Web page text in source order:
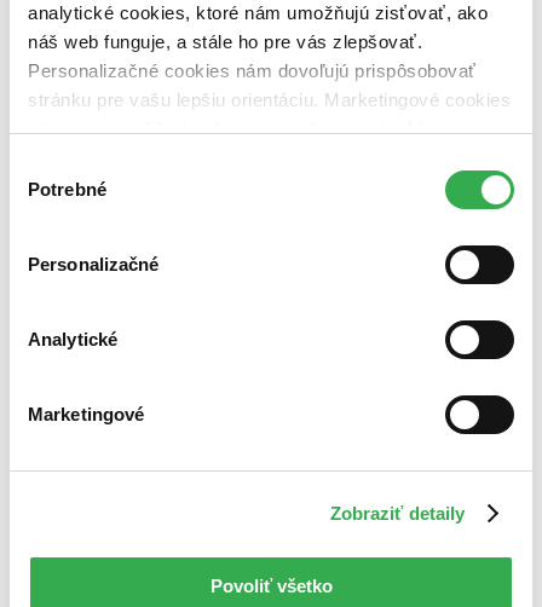
analytické cookies, ktoré nám umožňujú zisťovať, ako
náš web funguje, a stále ho pre vás zlepšovať.
Personalizačné cookies nám dovoľujú prispôsobovať
stránku pre vašu lepšiu orientáciu. Marketingové cookies
nám zas umožňujú zobrazenie relevantnej reklamy.
nám pomohlo, keby sme mohli používať všetky tieto
súhlasu
Potrebné
Personalizačné
Analytické
Marketingové
Zobraziť detaily
Povoliť všetko
Projekty
Kampane
Záložky
Náš labák
Knihy roka
Pre médiá
6. mája 2014
G.I.Joe 2: OdvetaKolekcia
OzSmrtonosná pasca
DVD tipy: Kúzla, láska a strhujúce napätie